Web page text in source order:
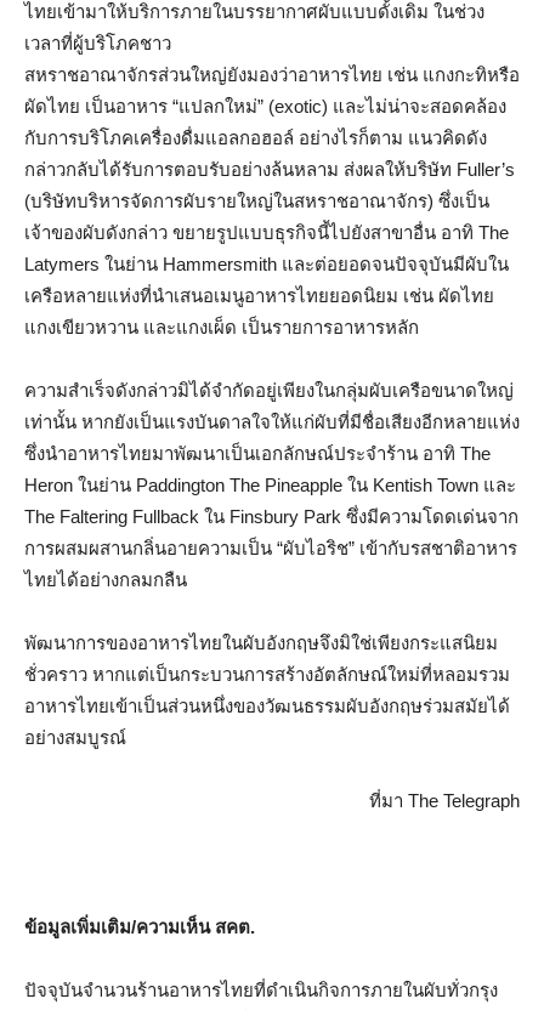
ไทยเข้ามาให้บริการภายในบรรยากาศผับแบบดั้งเดิม ในช่วง
เวลาที่ผู้บริโภคชาว
สหราชอาณาจักรส่วนใหญ่ยังมองว่าอาหารไทย เช่น แกงกะทิหรือ
ผัดไทย เป็นอาหาร “แปลกใหม่” (exotic) และไม่น่าจะสอดคล้อง
กับการบริโภคเครื่องดื่มแอลกอฮอล์ อย่างไรก็ตาม แนวคิดดัง
กล่าวกลับได้รับการตอบรับอย่างล้นหลาม ส่งผลให้บริษัท Fuller’s
(บริษัทบริหารจัดการผับรายใหญ่ในสหราชอาณาจักร) ซึ่งเป็น
เจ้าของผับดังกล่าว ขยายรูปแบบธุรกิจนี้ไปยังสาขาอื่น อาทิ The
Latymers ในย่าน Hammersmith และต่อยอดจนปัจจุบันมีผับใน
เครือหลายแห่งที่นำเสนอเมนูอาหารไทยยอดนิยม เช่น ผัดไทย
แกงเขียวหวาน และแกงเผ็ด เป็นรายการอาหารหลัก
ความสำเร็จดังกล่าวมิได้จำกัดอยู่เพียงในกลุ่มผับเครือขนาดใหญ่
เท่านั้น หากยังเป็นแรงบันดาลใจให้แก่ผับที่มีชื่อเสียงอีกหลายแห่ง
ซึ่งนำอาหารไทยมาพัฒนาเป็นเอกลักษณ์ประจำร้าน อาทิ The
Heron ในย่าน Paddington The Pineapple ใน Kentish Town และ
The Faltering Fullback ใน Finsbury Park ซึ่งมีความโดดเด่นจาก
การผสมผสานกลิ่นอายความเป็น “ผับไอริช” เข้ากับรสชาติอาหาร
ไทยได้อย่างกลมกลืน
พัฒนาการของอาหารไทยในผับอังกฤษจึงมิใช่เพียงกระแสนิยม
ชั่วคราว หากแต่เป็นกระบวนการสร้างอัตลักษณ์ใหม่ที่หลอมรวม
อาหารไทยเข้าเป็นส่วนหนึ่งของวัฒนธรรมผับอังกฤษร่วมสมัยได้
อย่างสมบูรณ์
ที่มา The Telegraph
ข้อมูลเพิ่มเติม/ความเห็น สคต.
ปัจจุบันจำนวนร้านอาหารไทยที่ดำเนินกิจการภายในผับทั่วกรุง